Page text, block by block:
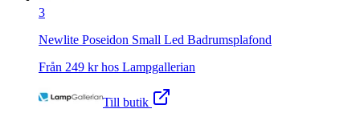
3
Newlite Poseidon Small Led Badrumsplafond
Från 249 kr hos Lampgallerian
Till butik